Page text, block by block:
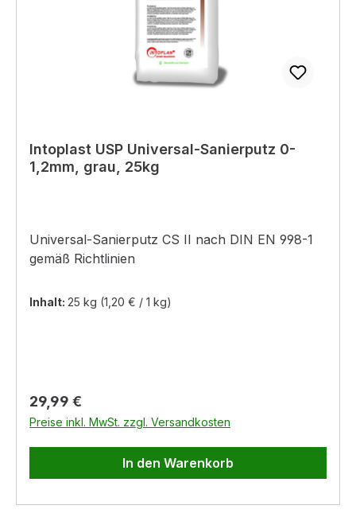
Intoplast USP Universal-Sanierputz 0-
1,2mm, grau, 25kg
Universal-Sanierputz CS II nach DIN EN 998-1
gemäß Richtlinien
Inhalt: 25 kg (1,20 € / 1 kg)
Regulärer Preis:
29,99 €
Preise inkl. MwSt. zzgl. Versandkosten
In den Warenkorb